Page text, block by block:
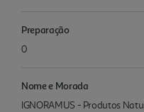
Preparação
0
Nome e Morada
IGNORAMUS - Produtos